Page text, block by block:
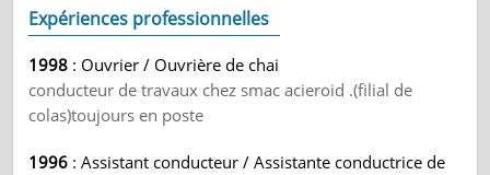
Expériences professionnelles
1998 : Ouvrier / Ouvrière de chai
conducteur de travaux chez smac acieroid .(filial de
colas)toujours en poste
1996 : Assistant conducteur / Assistante conductrice de